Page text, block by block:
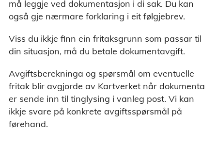
må leggje ved dokumentasjon i di sak. Du kan
også gje nærmare forklaring i eit følgjebrev.
Viss du ikkje finn ein fritaksgrunn som passar til
din situasjon, må du betale dokumentavgift.
Avgiftsberekninga og spørsmål om eventuelle
fritak blir avgjorde av Kartverket når dokumenta
er sende inn til tinglysing i vanleg post. Vi kan
ikkje svare på konkrete avgiftsspørsmål på
førehand.